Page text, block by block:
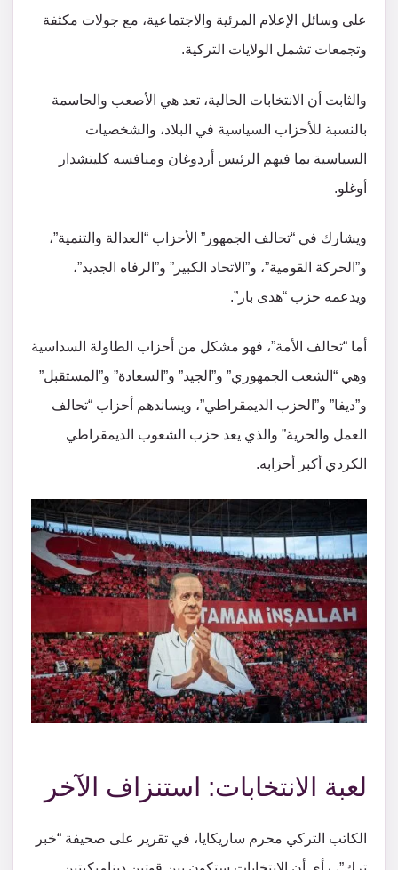
على وسائل الإعلام المرئية والاجتماعية، مع جولات مكثفة
وتجمعات تشمل الولايات التركية.
والثابت أن الانتخابات الحالية، تعد هي الأصعب والحاسمة
بالنسبة للأحزاب السياسية في البلاد، والشخصيات
السياسية بما فيهم الرئيس أردوغان ومنافسه كليتشدار
أوغلو.
ويشارك في “تحالف الجمهور” الأحزاب “العدالة والتنمية”،
و”الحركة القومية”، و”الاتحاد الكبير” و”الرفاه الجديد”،
ويدعمه حزب “هدى بار”.
أما “تحالف الأمة”، فهو مشكل من أحزاب الطاولة السداسية
وهي “الشعب الجمهوري” و”الجيد” و”السعادة” و”المستقبل”
و”ديفا” و”الحزب الديمقراطي”، ويساندهم أحزاب “تحالف
العمل والحرية” والذي يعد حزب الشعوب الديمقراطي
الكردي أكبر أحزابه.
لعبة الانتخابات: استنزاف الآخر
الكاتب التركي محرم ساريكايا، في تقرير على صحيفة “خبر